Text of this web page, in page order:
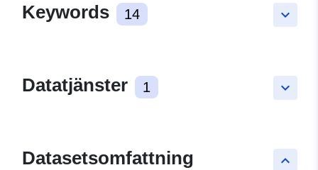
keyboard_arrow_down
Keywords 14
keyboard_arrow_down
Datatjänster 1
keyboard_arrow_up
Datasetsomfattning